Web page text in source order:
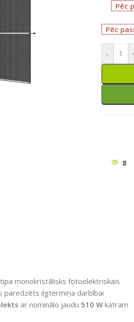
Pēc
Pēc
-
8
monokristālisks fotoelektriskais
paredzēts ilgtermiņa darbībai
ar nominālo jaudu 510 W katram